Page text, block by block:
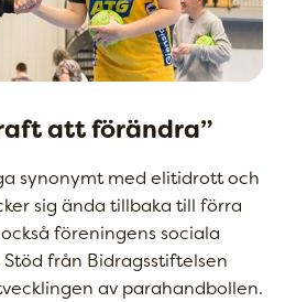
att förändra”
synonymt med elitidrott och
sig ända tillbaka till förra
föreningens sociala
från Bidragsstiftelsen
av parahandbollen.